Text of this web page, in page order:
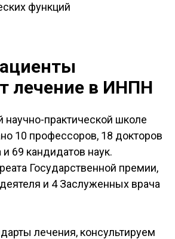
функций
лечение в ИНПН
научно-практической школе
10 профессоров, 18 докторов
и 69 кандидатов наук.
Государственной премии,
и 4 Заслуженных врача
лечения, консультируем